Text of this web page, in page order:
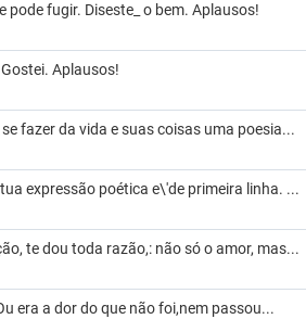
pode fugir. Diseste_ o bem. Aplausos!
Aplausos!
fazer da vida e suas coisas uma poesia...
expressão poética e\'de primeira linha. ...
te dou toda razão,: não só o amor, mas...
era a dor do que não foi,nem passou...